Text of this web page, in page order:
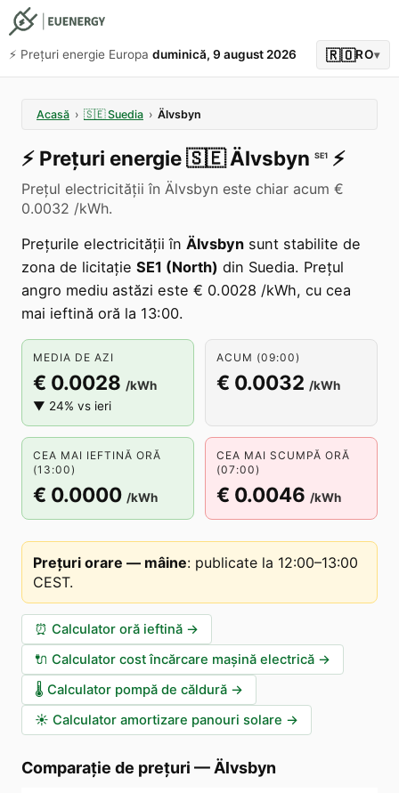
⚡️ Prețuri energie Europa duminică, 9 august 2026 🇷🇴RO▾
Acasă › 🇸🇪 Suedia › Älvsbyn
⚡️ Prețuri energie🇸🇪 Älvsbyn SE1 ⚡️
Prețul electricității în Älvsbyn este chiar acum €
0.0032 /kWh.
Prețurile electricității în Älvsbyn sunt stabilite de
zona de licitație SE1 (North) din Suedia. Prețul
angro mediu astăzi este € 0.0028 /kWh, cu cea
mai ieftină oră la 13:00.
MEDIA DE AZI
€ 0.0028 /kWh
▼ 24% vs ieri
ACUM (09:00)
€ 0.0032 /kWh
CEA MAI IEFTINĂ ORĂ
(13:00)
€ 0.0000 /kWh
CEA MAI SCUMPĂ ORĂ
(07:00)
€ 0.0046 /kWh
Prețuri orare — mâine: publicate la 12:00–13:00
CEST.
⏰ Calculator oră ieftină →
🔌 Calculator cost încărcare mașină electrică →
🌡️ Calculator pompă de căldură →
☀️ Calculator amortizare panouri solare →
Comparație de prețuri — Älvsbyn